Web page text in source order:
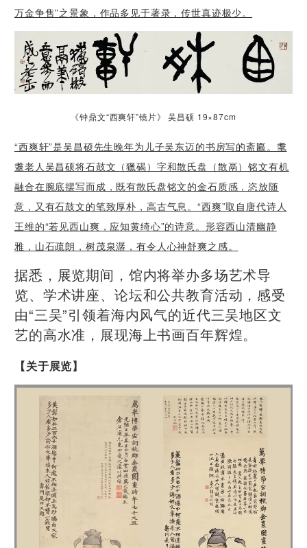
万金争售”之景象，作品多见于著录，传世真迹极少。
《钟鼎文“西爽轩”镜片》 吴昌硕 19×87cm
“西爽轩”是吴昌硕先生晚年为儿子吴东迈的书房写的斋匾。耄
耋老人吴昌硕将石鼓文（獵碣）字和散氏盘（散鬲）铭文有机
融合在腕底摆写而成，既有散氏盘铭文的金石质感，恣放随
意，又有石鼓文的笔致厚朴，高古气息。“西爽”取自唐代诗人
王维的“若见西山爽，应知黄绮心”的诗意。形容西山清幽静
雅，山石疏朗，树茂泉潺，有令人心神舒爽之感。
据悉，展览期间，馆内将举办多场艺术导
览、学术讲座、论坛和公共教育活动，感受
由“三吴”引领着海内风气的近代三吴地区文
艺的高水准，展现海上书画百年辉煌。
【关于展览】